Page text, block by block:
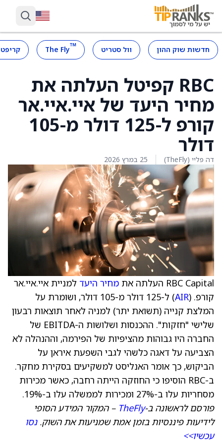
חדשות שוק ההון וול סטריט ™
The Fly
RBC קפיטל העלתה את
מחיר היעד של איי.איי.אר
קורפ ל-125 דולר מ-105
דולר
דה פליי (TheFly) 25 במרץ 2026
RBC Capital העלתה את מחיר היעד למניית איי.איי.אר
קורפ. (AIR
) ל-125 דולר מ-105 דולר, ושומרת על
המלצת קנייה (תשואת יתר) למניה לאחר תוצאות רבעון
שלישי "חזקות". ההכנסות ושלושות ה-EBITDA של
החברה היו גבוהות מהציפיות של הפירמה, וההנהלה לא
הצביעה על דאגה כלשהי לגבי השפעת איראן על
הביקוש, כך אומר האנליסט למשקיעים בסקירת מחקר.
ב-RBC הוסיפו כי החוזקה הייתה רחבה, כאשר מכירות
מסחריות עלו ב-27% ומכירות לממשלה עלו ב-19%.
פורסם לראשונה ב-TheFly – המקור המידע הסופי
לידיעות פיננסיות בזמן אמת שמניעות את השוק.נסו
עכשיו>>